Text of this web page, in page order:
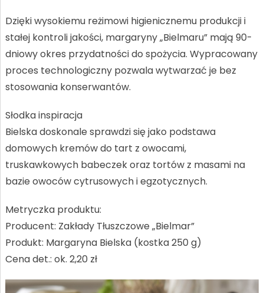
Dzięki wysokiemu reżimowi higienicznemu produkcji i
stałej kontroli jakości, margaryny „Bielmaru” mają 90-
dniowy okres przydatności do spożycia. Wypracowany
proces technologiczny pozwala wytwarzać je bez
stosowania konserwantów.
Słodka inspiracja
Bielska doskonale sprawdzi się jako podstawa
domowych kremów do tart z owocami,
truskawkowych babeczek oraz tortów z masami na
bazie owoców cytrusowych i egzotycznych.
Metryczka produktu:
Producent: Zakłady Tłuszczowe „Bielmar”
Produkt: Margaryna Bielska (kostka 250 g)
Cena det.: ok. 2,20 zł